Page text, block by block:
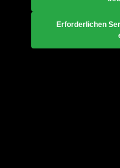
Erforderlichen